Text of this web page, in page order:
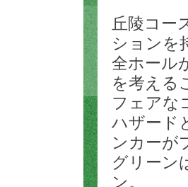
丘陵コー
ションを
全ホール
を考える
フェアな
ハザード
ンカーが
グリーン
ン。